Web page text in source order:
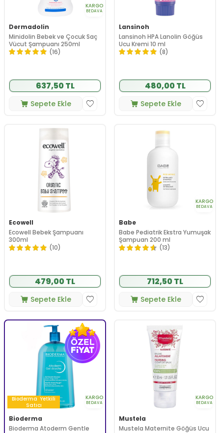
KARGO
BEDAVA
Dermadolin
Minidolin Bebek ve Çocuk Saç
Vücut Şampuanı 250ml
(16)
637,50 TL
Sepete Ekle
Lansinoh
Lansinoh HPA Lanolin Göğüs
Ucu Kremi 10 ml
(8)
480,00 TL
Sepete Ekle
Ecowell
Ecowell Bebek Şampuanı
300ml
(10)
479,00 TL
Sepete Ekle
KARGO
BEDAVA
Babe
Babe Pediatrik Ekstra Yumuşak
Şampuan 200 ml
(13)
712,50 TL
Sepete Ekle
Bioderma Yetkili
Satıcı
KARGO
BEDAVA
Bioderma
Bioderma Atoderm Gentle
KARGO
BEDAVA
Mustela
Mustela Maternite Göğüs Ucu